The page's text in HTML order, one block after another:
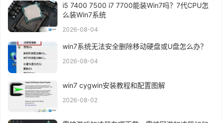
i5 7400 7500 i7 7700能装Win7吗？7代CPU怎
么装Win7系统
2026-08-04
win7系统无法安全删除移动硬盘或U盘怎么办？
2026-08-04
win7 cygwin安装教程和配置图解
2026-08-02